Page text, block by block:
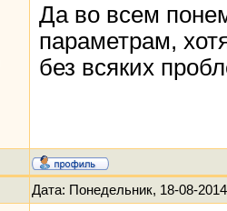
Да во всем
параметрам,
без всяких
Дата: Понедельник, 18-08-